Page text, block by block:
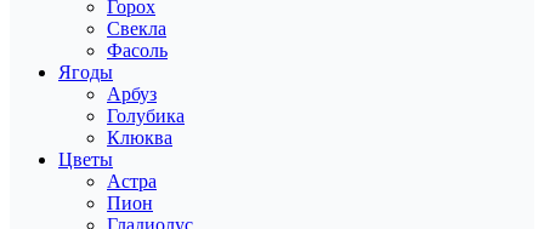
Горох
Свекла
Фасоль
Ягоды
Арбуз
Голубика
Клюква
Цветы
Астра
Пион
Гладиолус